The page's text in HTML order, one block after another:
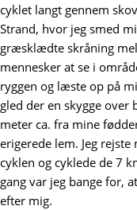
cyklet langt gennem
Strand, hvor jeg smed
græsklædte skråning
mennesker at se i
ryggen og læste op på
gled der en skygge over
meter ca. fra mine
erigerede lem. Jeg
cyklen og cyklede de 7
gang var jeg bange for,
efter mig.